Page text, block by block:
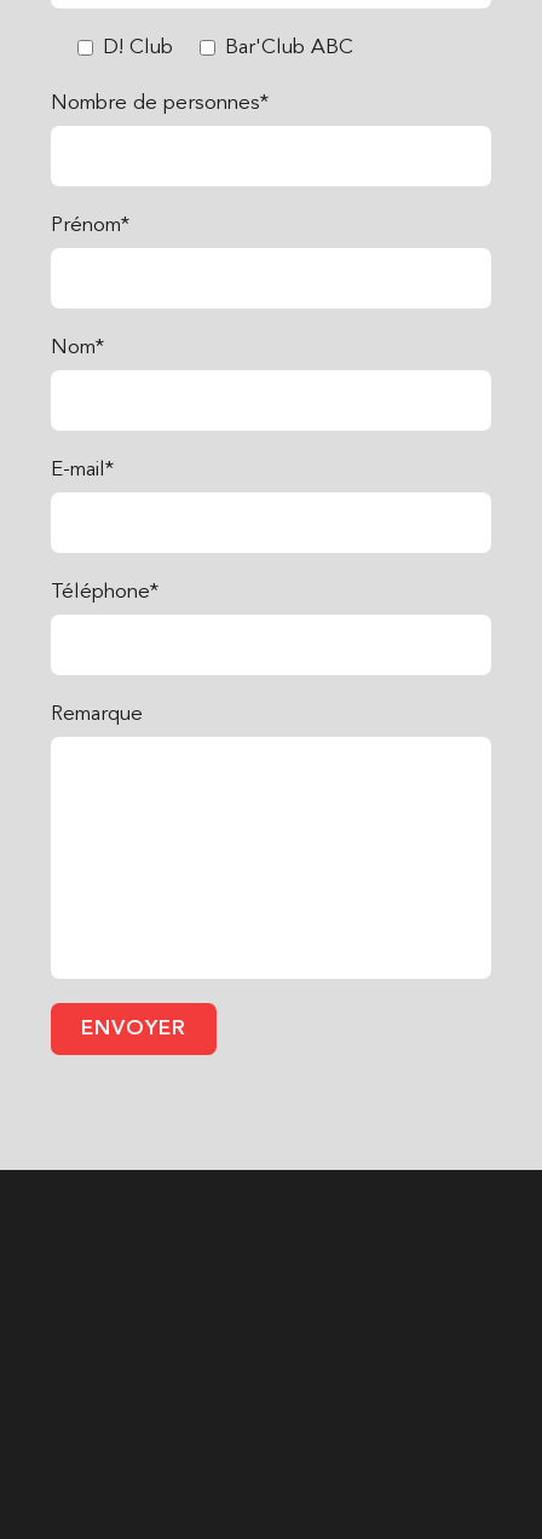
D! Club Bar'Club ABC
Nombre de personnes*
Prénom*
Nom*
E-mail*
Téléphone*
Remarque